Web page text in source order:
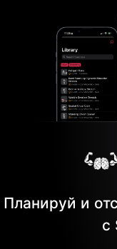
Планируй и
с